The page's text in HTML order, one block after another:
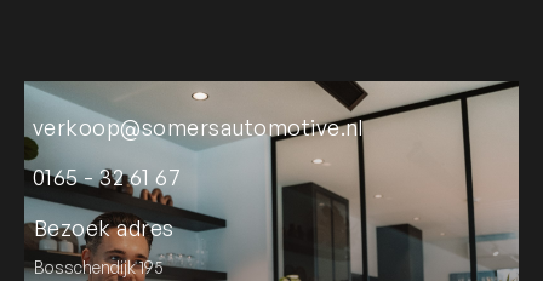
verkoop@somersautomotive.nl
0165 - 32 61 67
Bezoek adres
Bosschendijk 195